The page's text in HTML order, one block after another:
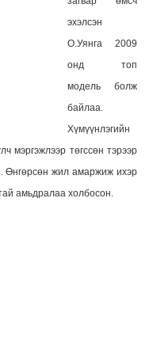
эхэлсэн
О.Уянга 2009
онд топ
модель болж
байлаа.
Хүмүүнлэгийн
мэргэжлээр төгссөн тэрээр
Өнгөрсөн жил амаржиж ихэр
амьдралаа холбосон.